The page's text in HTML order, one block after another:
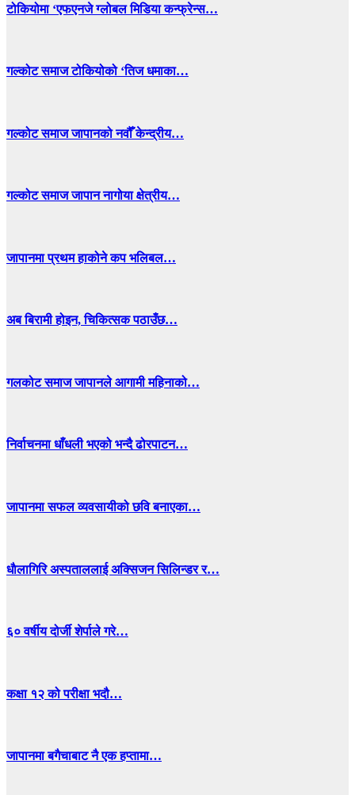
टोकियोमा ‘एफएनजे ग्लोबल मिडिया कन्फ्रेन्स…
गल्कोट समाज टोकियोको ‘तिज धमाका…
गल्कोट समाज जापानको नवौँ केन्द्रीय…
गल्कोट समाज जापान नागोया क्षेत्रीय…
जापानमा प्रथम हाकोने कप भलिबल…
अब बिरामी होइन, चिकित्सक पठाउँछ…
गलकोट समाज जापानले आगामी महिनाको…
निर्वाचनमा धाँधली भएको भन्दै ढोरपाटन…
जापानमा सफल व्यवसायीको छवि बनाएका…
धाैलागिरि अस्पताललाई अक्सिजन सिलिन्डर र…
६० वर्षीय दोर्जी शेर्पाले गरे…
कक्षा १२ को परीक्षा भदौ…
जापानमा बगैचाबाट नै एक हप्तामा…